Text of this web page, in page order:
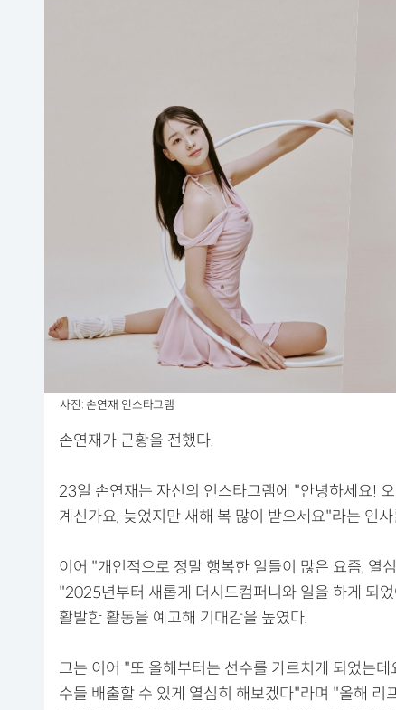
사진: 손연재 인스타그램
손연재가 근황을 전했다.
23일 손연재는 자신의 인스타그램에 "안녕하세요!
계신가요, 늦었지만 새해 복 많이 받으세요"라는 인
이어 "개인적으로 정말 행복한 일들이 많은 요즘, 열
"2025년부터 새롭게 더시드컴퍼니와 일을 하게 되
활발한 활동을 예고해 기대감을 높였다.
그는 이어 "또 올해부터는 선수를 가르치게 되었는
수들 배출할 수 있게 열심히 해보겠다"라며 "올해